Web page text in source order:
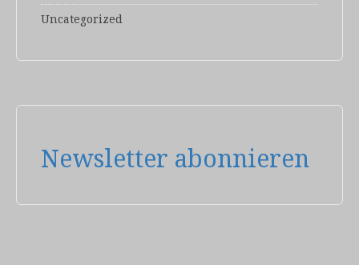
Uncategorized
Newsletter abonnieren